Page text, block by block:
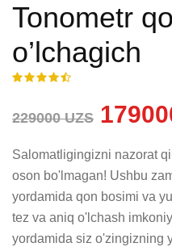
Tonometr
o’lchagich
229000 UZS
Salomatligingizni nazorat
oson bo'lmagan! Ushbu
yordamida qon bosimi va
tez va aniq o'lchash
yordamida siz o'zingizning